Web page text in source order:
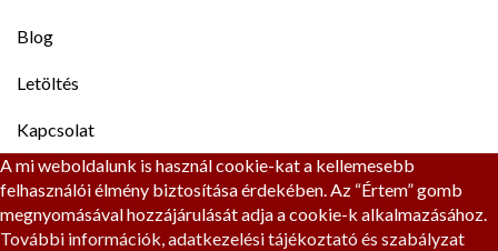
Blog
Letöltés
Kapcsolat
A mi weboldalunk is használ cookie-kat a kellemesebb
felhasználói élmény biztosítása érdekében. Az “Értem” gomb
megnyomásával hozzájárulását adja a cookie-k alkalmazásához.
További információk, adatkezelési tájékoztató és szabályzat